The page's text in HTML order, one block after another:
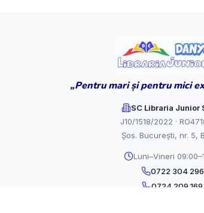
„Pentru mari și pentru mici
SC Libraria Junior
J10/1518/2022 ·
Șos. București, nr. 5,
Luni–Vineri
0722 304 296
0724 209 169